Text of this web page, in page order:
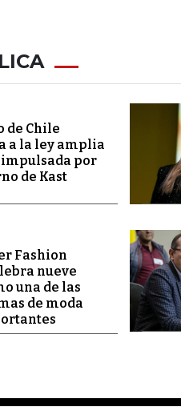
de Chile
a la ley amplia
por
de Kast
Fashion
nueve
una de las
de moda